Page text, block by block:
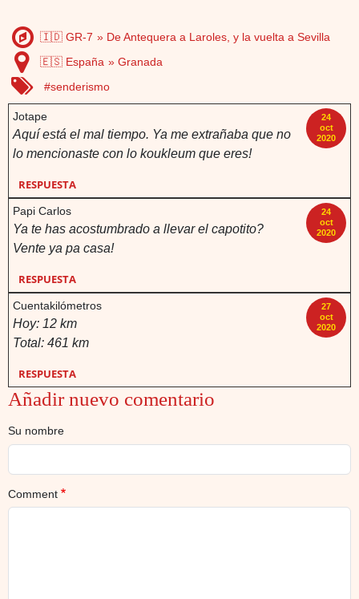
🇮🇩 GR-7
De Antequera a Laroles, y la vuelta a Sevilla
🇪🇸 España
Granada
senderismo
24
oct
2020
Jotape
Aquí está el mal tiempo. Ya me extrañaba que no
lo mencionaste con lo koukleum que eres!
RESPUESTA
24
oct
2020
Papi Carlos
Ya te has acostumbrado a llevar el capotito?
Vente ya pa casa!
RESPUESTA
27
oct
2020
Cuentakilómetros
Hoy: 12 km
Total: 461 km
RESPUESTA
Añadir nuevo comentario
Su nombre
Comment